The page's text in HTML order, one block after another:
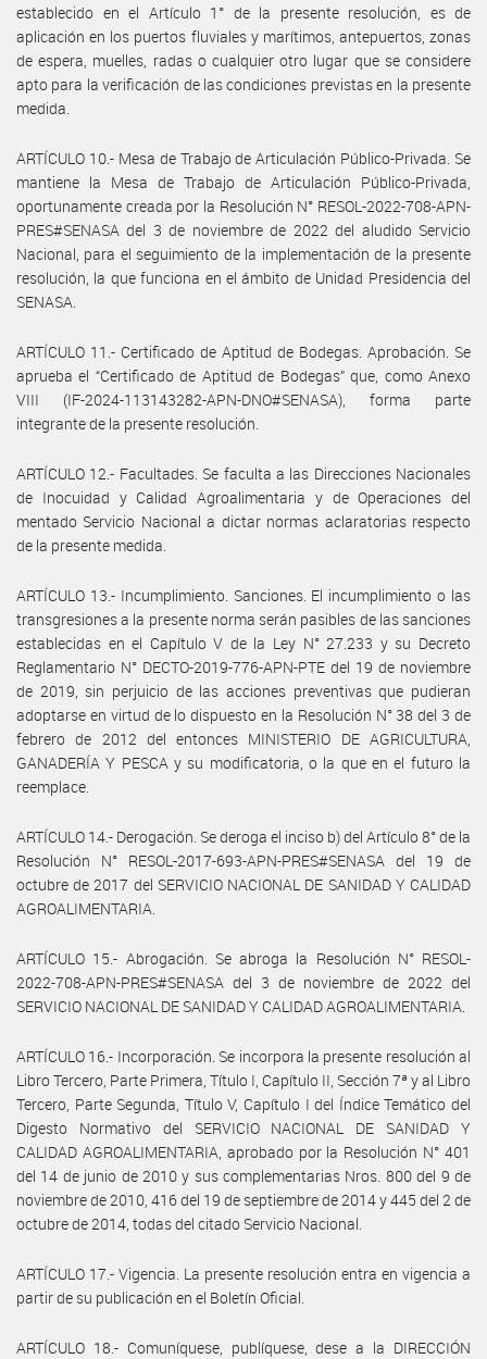
establecido en el Artículo 1° de la presente resolución, es de
aplicación en los puertos fluviales y marítimos, antepuertos, zonas
de espera, muelles, radas o cualquier otro lugar que se considere
apto para la verificación de las condiciones previstas en la presente
medida.
ARTÍCULO 10.- Mesa de Trabajo de Articulación Público-Privada. Se
mantiene la Mesa de Trabajo de Articulación Público-Privada,
oportunamente creada por la Resolución N° RESOL-2022-708-APN-
PRES#SENASA del 3 de noviembre de 2022 del aludido Servicio
Nacional, para el seguimiento de la implementación de la presente
resolución, la que funciona en el ámbito de Unidad Presidencia del
SENASA.
ARTÍCULO 11.- Certificado de Aptitud de Bodegas. Aprobación. Se
aprueba el “Certificado de Aptitud de Bodegas” que, como Anexo
VIII (IF-2024-113143282-APN-DNO#SENASA), forma parte
integrante de la presente resolución.
ARTÍCULO 12.- Facultades. Se faculta a las Direcciones Nacionales
de Inocuidad y Calidad Agroalimentaria y de Operaciones del
mentado Servicio Nacional a dictar normas aclaratorias respecto
de la presente medida.
ARTÍCULO 13.- Incumplimiento. Sanciones. El incumplimiento o las
transgresiones a la presente norma serán pasibles de las sanciones
establecidas en el Capítulo V de la Ley N° 27.233 y su Decreto
Reglamentario N° DECTO-2019-776-APN-PTE del 19 de noviembre
de 2019, sin perjuicio de las acciones preventivas que pudieran
adoptarse en virtud de lo dispuesto en la Resolución N° 38 del 3 de
febrero de 2012 del entonces MINISTERIO DE AGRICULTURA,
GANADERÍA Y PESCA y su modificatoria, o la que en el futuro la
reemplace.
ARTÍCULO 14.- Derogación. Se deroga el inciso b) del Artículo 8° de la
Resolución N° RESOL-2017-693-APN-PRES#SENASA del 19 de
octubre de 2017 del SERVICIO NACIONAL DE SANIDAD Y CALIDAD
AGROALIMENTARIA.
ARTÍCULO 15.- Abrogación. Se abroga la Resolución N° RESOL-
2022-708-APN-PRES#SENASA del 3 de noviembre de 2022 del
SERVICIO NACIONAL DE SANIDAD Y CALIDAD AGROALIMENTARIA.
ARTÍCULO 16.- Incorporación. Se incorpora la presente resolución al
Libro Tercero, Parte Primera, Título I, Capítulo II, Sección 7ª y al Libro
Tercero, Parte Segunda, Título V, Capítulo I del Índice Temático del
Digesto Normativo del SERVICIO NACIONAL DE SANIDAD Y
CALIDAD AGROALIMENTARIA, aprobado por la Resolución N° 401
del 14 de junio de 2010 y sus complementarias Nros. 800 del 9 de
noviembre de 2010, 416 del 19 de septiembre de 2014 y 445 del 2 de
octubre de 2014, todas del citado Servicio Nacional.
ARTÍCULO 17.- Vigencia. La presente resolución entra en vigencia a
partir de su publicación en el Boletín Oficial.
ARTÍCULO 18.- Comuníquese, publíquese, dese a la DIRECCIÓN